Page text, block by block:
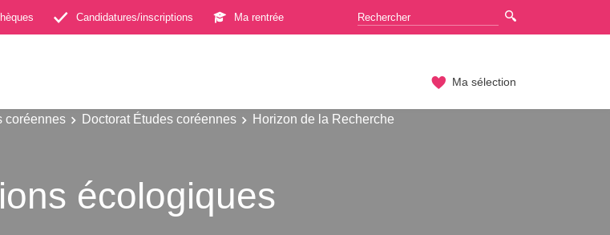
Candidatures/inscriptions Ma rentrée
Ma sélection
coréennes Doctorat Études coréennes Horizon de la Recherche
écologiques